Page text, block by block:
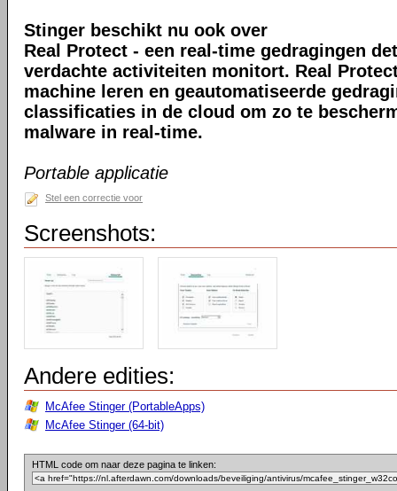
Stinger beschikt nu ook over
Real Protect - een real-time gedragingen
verdachte activiteiten monitort. Real
machine leren en geautomatiseerde
classificaties in de cloud om zo te
malware in real-time.
Portable applicatie
Stel een correctie voor
Screenshots:
Andere edities:
McAfee Stinger (PortableApps)
McAfee Stinger (64-bit)
HTML code om naar deze pagina te linken: